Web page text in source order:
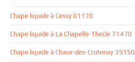
Chape liquide à Cessy 01170
Chape liquide à La Chapelle-Thecle 71470
Chape liquide à Chaux-des-Crotenay 39150